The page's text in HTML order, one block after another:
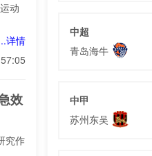
动
详情
效
究作
02月23日 伯恩茅斯
中超
青岛海牛
中甲
苏州东吴